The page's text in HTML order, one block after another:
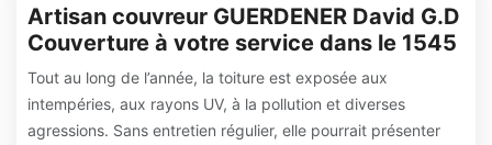
Artisan couvreur GUERDENER David G.D
Couverture à votre service dans le 1545
Tout au long de l’année, la toiture est exposée aux
intempéries, aux rayons UV, à la pollution et diverses
agressions. Sans entretien régulier, elle pourrait présenter